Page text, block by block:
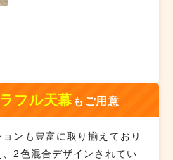
フル天幕 もご用意
ンも豊富に取り揃えており
2色混合デザインされてい